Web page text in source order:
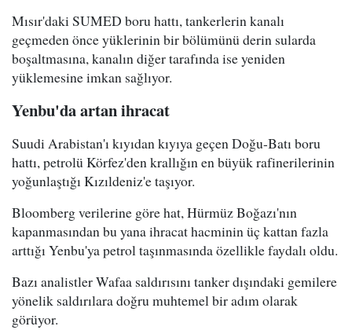
Mısır'daki SUMED boru hattı, tankerlerin kanalı
geçmeden önce yüklerinin bir bölümünü derin sularda
boşaltmasına, kanalın diğer tarafında ise yeniden
yüklemesine imkan sağlıyor.
Yenbu'da artan ihracat
Suudi Arabistan'ı kıyıdan kıyıya geçen Doğu-Batı boru
hattı, petrolü Körfez'den krallığın en büyük rafinerilerinin
yoğunlaştığı Kızıldeniz'e taşıyor.
Bloomberg verilerine göre hat, Hürmüz Boğazı'nın
kapanmasından bu yana ihracat hacminin üç kattan fazla
arttığı Yenbu'ya petrol taşınmasında özellikle faydalı oldu.
Bazı analistler Wafaa saldırısını tanker dışındaki gemilere
yönelik saldırılara doğru muhtemel bir adım olarak
görüyor.